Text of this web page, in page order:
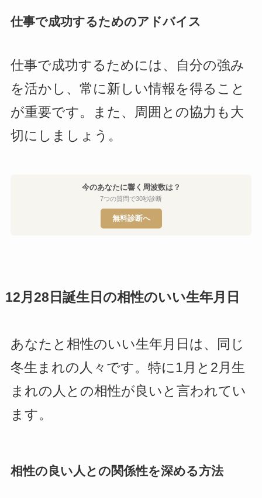
仕事で成功するためのアドバイス
仕事で成功するためには、自分の強み
を活かし、常に新しい情報を得ること
が重要です。また、周囲との協力も大
切にしましょう。
今のあなたに響く周波数は？
7つの質問で30秒診断
無料診断へ
12月28日誕生日の相性のいい生年月日
あなたと相性のいい生年月日は、同じ
冬生まれの人々です。特に1月と2月生
まれの人との相性が良いと言われてい
ます。
相性の良い人との関係性を深める方法